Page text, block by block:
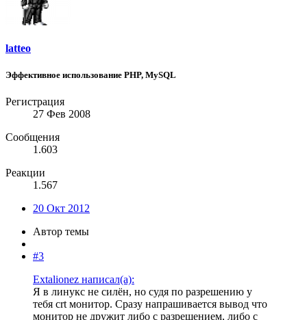
latteo
Эффективное использование PHP, MySQL
Регистрация
27 Фев 2008
Сообщения
1.603
Реакции
1.567
20 Окт 2012
Автор темы
#3
Extalionez написал(а):
Я в линукс не силён, но судя по разрешению у
тебя crt монитор. Сразу напрашивается вывод что
монитор не дружит либо с разрешением, либо с